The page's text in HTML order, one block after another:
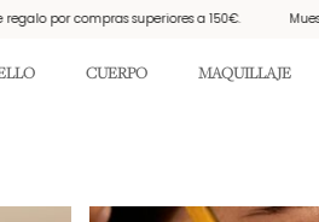
por compras superiores a 150€.
CUERPO MAQUILLAJE